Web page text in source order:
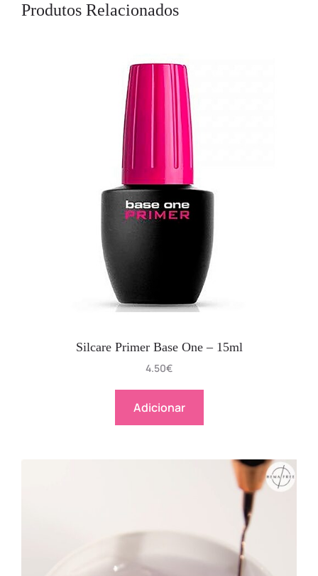
Produtos Relacionados
Silcare Primer Base One – 15ml
4.50€
Adicionar